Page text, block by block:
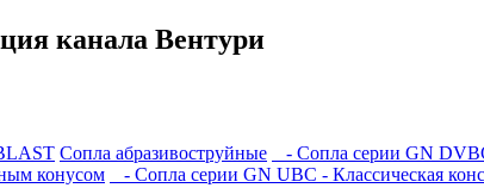
канала Вентури
Сопла абразивоструйные - Сопла серии GN
конусом - Сопла серии GN UBC - Классическая